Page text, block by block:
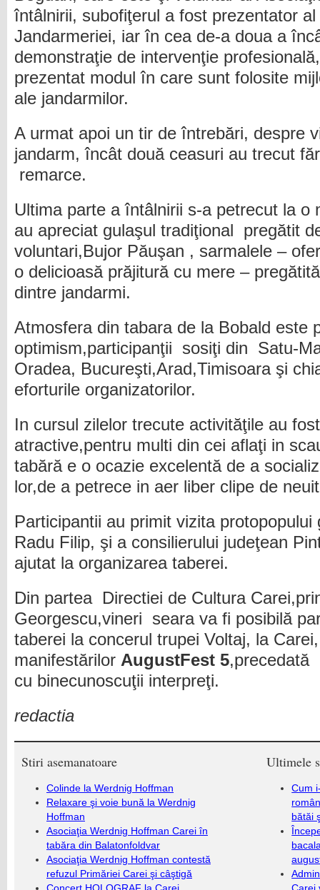
întâlnirii, subofiţerul a fost prezentator
Jandarmeriei, iar în cea de-a doua a
demonstraţie de intervenţie
prezentat modul în care sunt folosite
ale jandarmilor.
A urmat apoi un tir de întrebări, despre
jandarm, încât două ceasuri au trecut
remarce.
Ultima parte a întâlnirii s-a petrecut la o
au apreciat gulaşul tradiţional pregătit
voluntari,Bujor Păuşan , sarmalele –
o delicioasă prăjitură cu mere –
dintre jandarmi.
Atmosfera din tabara de la Bobald este
optimism,participanţii sosiţi din Satu-
Oradea, Bucureşti,Arad,Timisoara şi
eforturile organizatorilor.
In cursul zilelor trecute activităţile au
atractive,pentru multi din cei aflaţi in
tabără e o ocazie excelentă de a
lor,de a petrece in aer liber clipe de
Participantii au primit vizita
Radu Filip, şi a consilierului judeţean
ajutat la organizarea taberei.
Din partea Directiei de Cultura
Georgescu,vineri seara va fi posibilă
taberei la concerul trupei Voltaj, la
manifestărilor AugustFest 5,precedată
cu binecunoscuţii interpreţi.
redactia
Stiri asemanatoare
Colinde la Werdnig Hoffman
Relaxare şi voie bună la Werdnig
Hoffman
Asociaţia Werdnig Hoffman Carei în
tabăra din Balatonfoldvar
Asociaţia Werdnig Hoffman contestă
refuzul Primăriei Carei şi câştigă
Ultimele
Cum
bătăi